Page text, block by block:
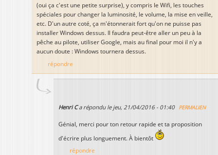
(oui ça c'est une petite surprise), y compris le Wifi, les touches
spéciales pour changer la luminosité, le volume, la mise en veille,
etc. D'un autre coté, ça m'étonnerait fort qu'on ne puisse pas
installer Windows dessus. Il faudra peut-être aller un peu à la
pêche au pilote, utiliser Google, mais au final pour moi il n'y a
aucun doute : Windows tournera dessus.
répondre
Henri Ca répondu le jeu, 21/04/2016 - 01:40 PERMALIEN
Génial, merci pour ton retour rapide et ta proposition
d'écrire plus longuement. À bientôt
répondre